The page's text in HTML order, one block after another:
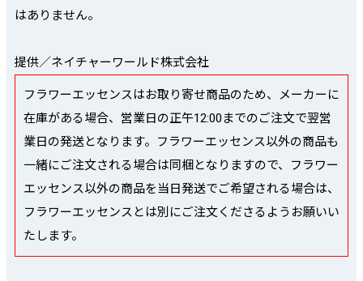
はありません。
提供／ネイチャーワールド株式会社
フラワーエッセンスはお取り寄せ商品のため、メーカーに
在庫がある場合、営業日の正午12:00までのご注文で翌営
業日の発送となります。フラワーエッセンス以外の商品も
一緒にご注文される場合は同梱となりますので、フラワー
エッセンス以外の商品を当日発送でご希望される場合は、
フラワーエッセンスとは別にご注文くださるようお願いい
たします。